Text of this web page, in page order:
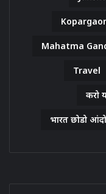
Mahatma
Travel
करो
भारत छोडो